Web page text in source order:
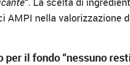
AMPI nella
il fondo “nessuno